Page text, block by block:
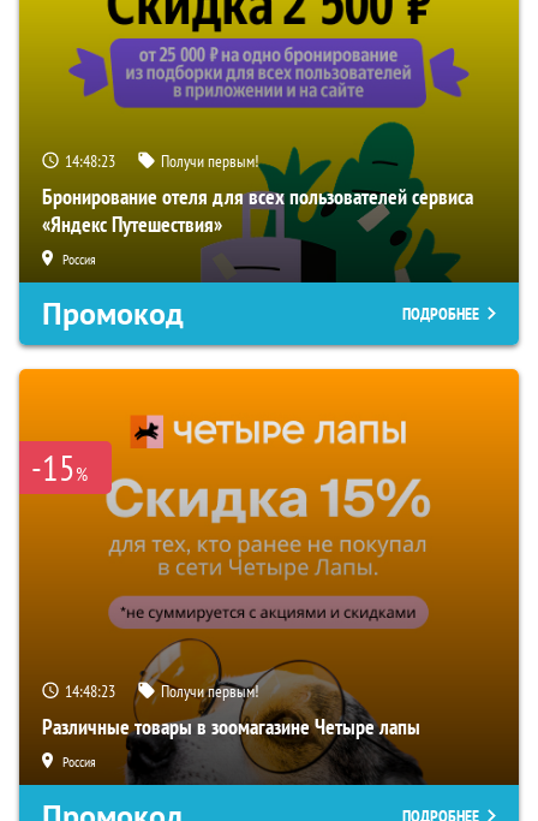
14:48:22 Получи первым!
Бронирование отеля для всех пользователей сервиса
«Яндекс Путешествия»
Россия
Промокод ПОДРОБНЕЕ
-15%
14:48:22 Получи первым!
Различные товары в зоомагазине Четыре лапы
Россия
ПОДРОБНЕЕ